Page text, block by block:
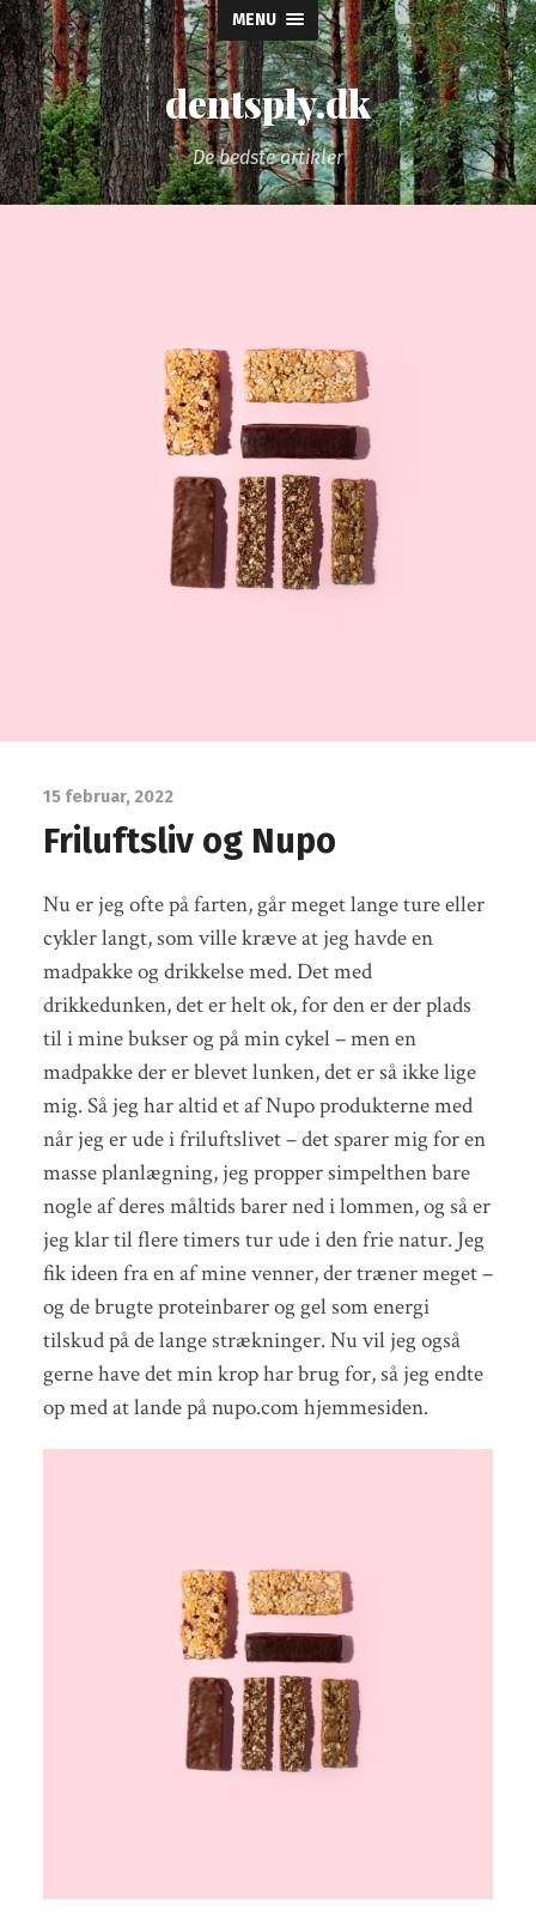
MENU
dentsply.dk
De bedste artikler
15 februar, 2022
Friluftsliv og Nupo
Nu er jeg ofte på farten, går meget lange ture eller
cykler langt, som ville kræve at jeg havde en
madpakke og drikkelse med. Det med
drikkedunken, det er helt ok, for den er der plads
til i mine bukser og på min cykel – men en
madpakke der er blevet lunken, det er så ikke lige
mig. Så jeg har altid et af Nupo produkterne med
når jeg er ude i friluftslivet – det sparer mig for en
masse planlægning, jeg propper simpelthen bare
nogle af deres måltids barer ned i lommen, og så er
jeg klar til flere timers tur ude i den frie natur. Jeg
fik ideen fra en af mine venner, der træner meget –
og de brugte proteinbarer og gel som energi
tilskud på de lange strækninger. Nu vil jeg også
gerne have det min krop har brug for, så jeg endte
op med at lande på nupo.com hjemmesiden.